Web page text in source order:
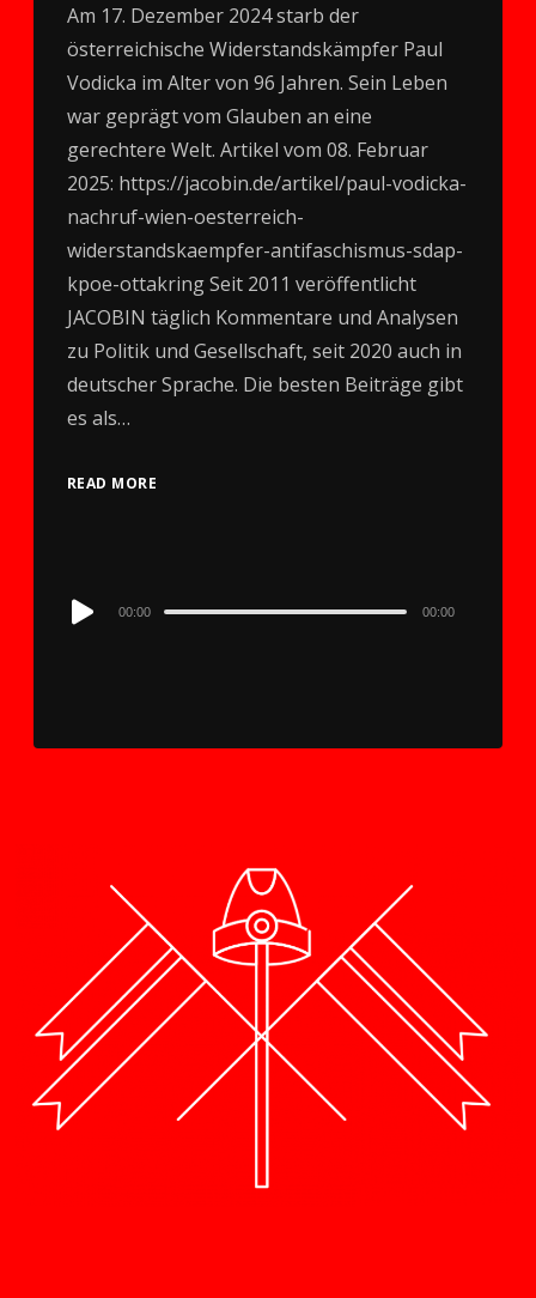
Am 17. Dezember 2024 starb der
österreichische Widerstandskämpfer Paul
Vodicka im Alter von 96 Jahren. Sein Leben
war geprägt vom Glauben an eine
gerechtere Welt. Artikel vom 08. Februar
2025: https://jacobin.de/artikel/paul-vodicka-
nachruf-wien-oesterreich-
widerstandskaempfer-antifaschismus-sdap-
kpoe-ottakring Seit 2011 veröffentlicht
JACOBIN täglich Kommentare und Analysen
zu Politik und Gesellschaft, seit 2020 auch in
deutscher Sprache. Die besten Beiträge gibt
es als…
READ MORE
Audio
00:00 00:00